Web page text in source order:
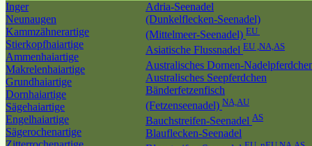
Inger
Neunaugen
Kammzähnerartige
Stierkopfhaiartige
Ammenhaiartige
Makrelenhaiartige
Grundhaiartige
Dornhaiartige
Sägehaiartige
Engelhaiartige
Sägerochenartige
Adria-Seenadel
(Dunkelflecken-Seenadel)
(Mittelmeer-Seenadel) EU
Asiatische Flussnadel EU ,NA,AS
Australisches Dornen-
Australisches Seepferdchen
Bänderfetzenfisch
(Fetzenseenadel) NA,AU
Bauchstreifen-Seenadel AS
Blauflecken-Seenadel